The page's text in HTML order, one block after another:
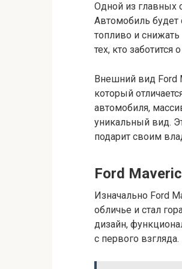
Одной из главных
Автомобиль будет
топливо и
тех, кто
Внешний вид Ford
который
автомобиля,
уникальный вид.
подарит своим
Ford
Изначально Ford
обличье и стал
дизайн,
с первого взгляда.